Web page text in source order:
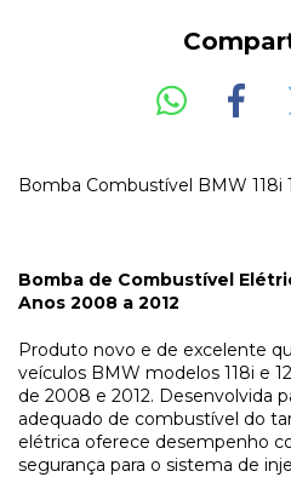
Bomba Combustível BMW 118i
Bomba de Combustível
Anos 2008 a 2012
Produto novo e de excelente
veículos BMW modelos 118i e
de 2008 e 2012. Desenvolvida
adequado de combustível do
elétrica oferece desempenho
segurança para o sistema de